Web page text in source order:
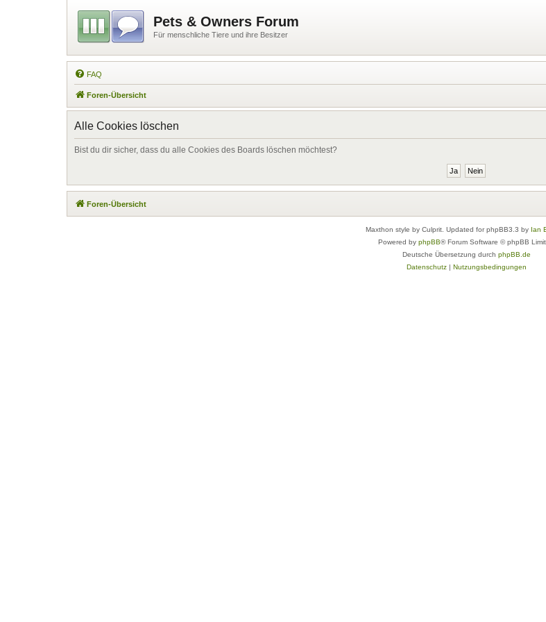
Pets & Owners Forum
Für menschliche Tiere und ihre Besitzer
FAQ
Foren-Übersicht
Alle Cookies löschen
Bist du dir sicher, dass du alle Cookies des Boards löschen möchtest?
Foren-Übersicht
Maxthon style by Culprit. Updated for phpBB3.3 by Ian
Powered by phpBB® Forum Software © phpBB
Deutsche Übersetzung durch phpBB.de
Datenschutz| Nutzungsbedingungen